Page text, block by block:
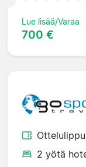
Lue lisää/Varaa
700 €
2 yötä